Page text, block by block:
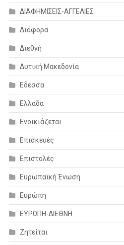
ΔΙΑΦΗΜΙΣΕΙΣ-ΑΓΓΕΛΙΕΣ
Διάφορα
Διεθνή
Δυτική Μακεδονία
Εδεσσα
Ελλάδα
Ενοικιάζεται
Επισκευές
Επιστολές
Ευρωπαϊκή Ένωση
Ευρώπη
ΕΥΡΩΠΗ-ΔΙΕΘΝΗ
Ζητείται